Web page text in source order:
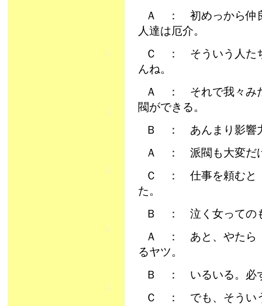
Ａ ： 初めっから仲
人達は厄介。
Ｃ ： そういう人た
んね。
Ａ ： それで我々み
閥ができる。
Ｂ ： あんまり影響
Ａ ： 派閥も大変だ
Ｃ ： 仕事を頼むと
た。
Ｂ ： 泣く女っての
Ａ ： あと、やたら
るヤツ。
Ｂ ： いるいる。必
Ｃ ： でも、そうい